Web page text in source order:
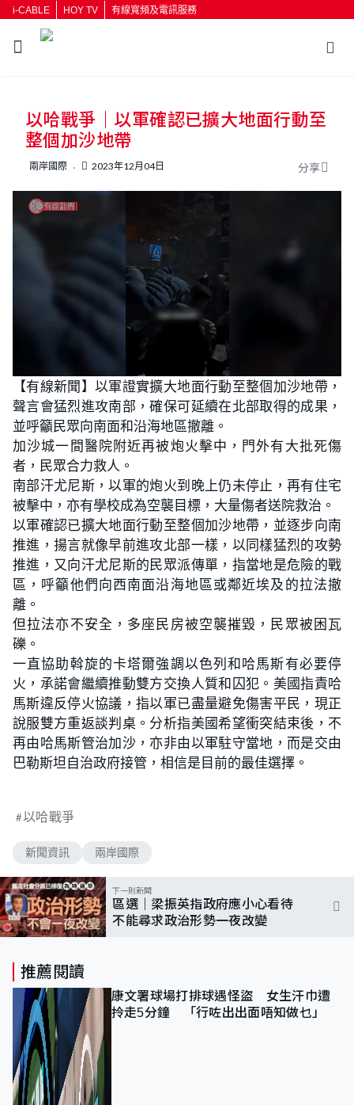
i-CABLE HOY TV 有線寬頻及電訊服務
按輸入鍵開始搜尋
以哈戰爭｜以軍確認已擴大地面行動至
整個加沙地帶
兩岸國際 2023年12月04日 分享
n
m
t
e
o
a
d
e
d
:
2
1
.
8
2
%
【有線新聞】以軍證實擴大地面行動至整個加沙地帶，
聲言會猛烈進攻南部，確保可延續在北部取得的成果，
並呼籲民眾向南面和沿海地區撤離。
加沙城一間醫院附近再被炮火擊中，門外有大批死傷
者，民眾合力救人。
南部汗尤尼斯，以軍的炮火到晚上仍未停止，再有住宅
被擊中，亦有學校成為空襲目標，大量傷者送院救治。
以軍確認已擴大地面行動至整個加沙地帶，並逐步向南
推進，揚言就像早前進攻北部一樣，以同樣猛烈的攻勢
推進，又向汗尤尼斯的民眾派傳單，指當地是危險的戰
區，呼籲他們向西南面沿海地區或鄰近埃及的拉法撤
離。
但拉法亦不安全，多座民房被空襲摧毀，民眾被困瓦
礫。
一直協助斡旋的卡塔爾強調以色列和哈馬斯有必要停
火，承諾會繼續推動雙方交換人質和囚犯。美國指責哈
馬斯違反停火協議，指以軍已盡量避免傷害平民，現正
說服雙方重返談判桌。分析指美國希望衝突結束後，不
再由哈馬斯管治加沙，亦非由以軍駐守當地，而是交由
巴勒斯坦自治政府接管，相信是目前的最佳選擇。
以哈戰爭
新聞資訊 兩岸國際
下一則新聞
區選｜梁振英指政府應小心看待
不能尋求政治形勢一夜改變
推薦閱讀
康文署球場打排球遇怪盜 女生汗巾遭
拎走5分鐘 「行咗出出面唔知做乜」